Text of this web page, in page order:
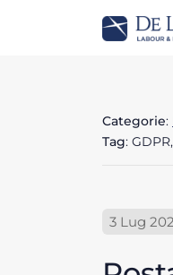
Categorie:
Tag:
3 Lug